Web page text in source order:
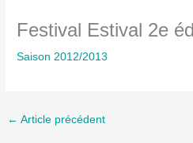
Festival Estival 2e
Saison 2012/2013
← Article précédent